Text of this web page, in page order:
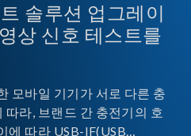
솔루션 업그레이
상 신호 테스트를
모바일 기기가 서로 다른 충
라, 브랜드 간 충전기의 호
에 따라 USB-IF(USB